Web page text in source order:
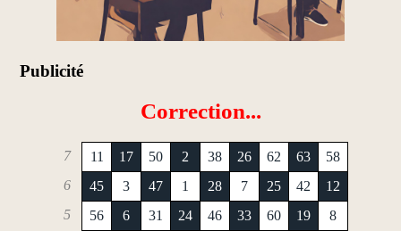
Publicité
Correction...
7 11 17 50 2 38 26 62 63
58
6
45 3 47 1 28 7 25 42
12
5
56 6 31 24 46 33 60 19
8